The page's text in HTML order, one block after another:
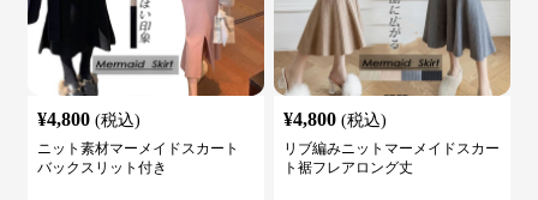
¥4,800 (税込)
ニット素材マーメイドスカート
バックスリット付き
¥4,800 (税込)
リブ編みニットマーメイドスカー
ト裾フレアロング丈